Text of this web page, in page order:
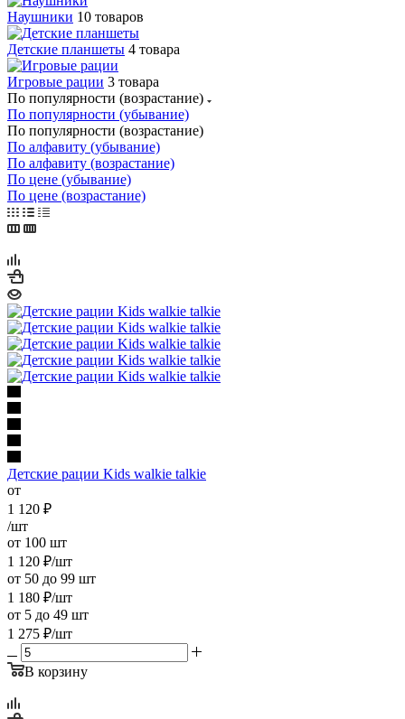
Наушники 10 товаров
Детские планшеты 4 товара
Игровые рации 3 товара
По популярности (возрастание)
По популярности (убывание)
По популярности (возрастание)
По алфавиту (убывание)
По алфавиту (возрастание)
По цене (убывание)
По цене (возрастание)
Детские рации Kids walkie talkie
от
1 120 ₽
/шт
от 100 шт
1 120 ₽/шт
от 50 до 99 шт
1 180 ₽/шт
от 5 до 49 шт
1 275 ₽/шт
В корзину